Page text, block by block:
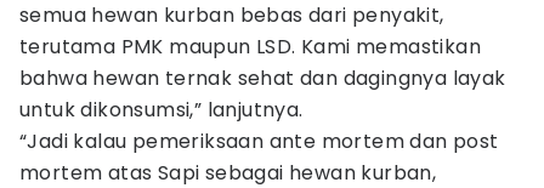
semua hewan kurban bebas dari penyakit,
terutama PMK maupun LSD. Kami memastikan
bahwa hewan ternak sehat dan dagingnya layak
untuk dikonsumsi,” lanjutnya.
“Jadi kalau pemeriksaan ante mortem dan post
mortem atas Sapi sebagai hewan kurban,